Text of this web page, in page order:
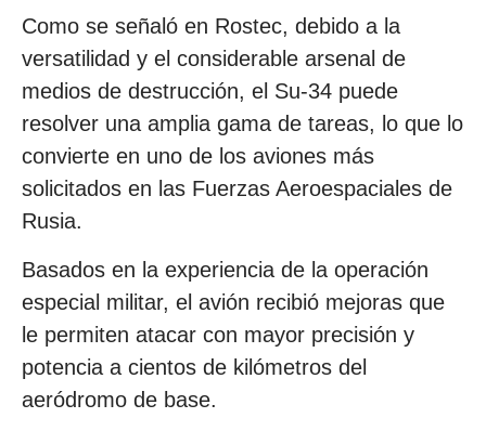
Como se señaló en Rostec, debido a la
versatilidad y el considerable arsenal de
medios de destrucción, el Su-34 puede
resolver una amplia gama de tareas, lo que lo
convierte en uno de los aviones más
solicitados en las Fuerzas Aeroespaciales de
Rusia.
Basados en la experiencia de la operación
especial militar, el avión recibió mejoras que
le permiten atacar con mayor precisión y
potencia a cientos de kilómetros del
aeródromo de base.